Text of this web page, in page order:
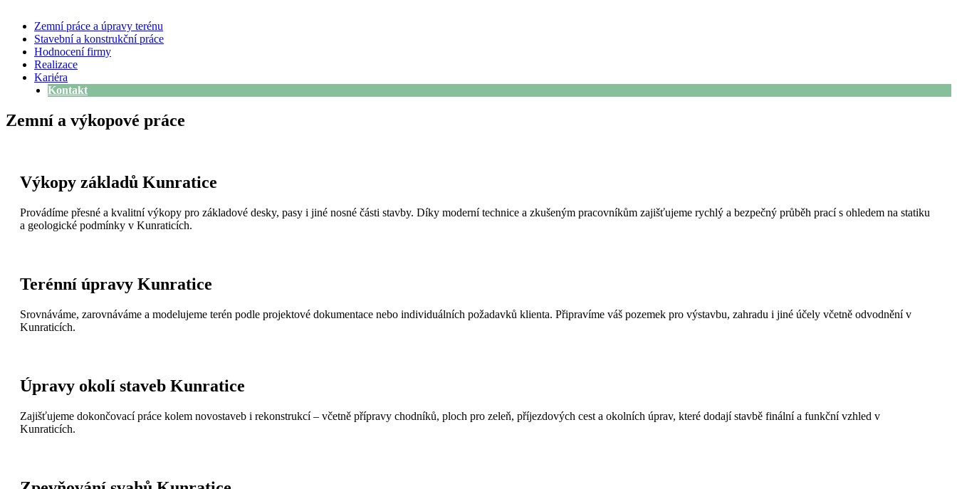
Zemní práce a úpravy terénu
Stavební a konstrukční práce
Hodnocení firmy
Realizace
Kariéra
Kontakt
Zemní a výkopové práce
Výkopy základů Kunratice
Provádíme přesné a kvalitní výkopy pro základové desky, pasy i jiné nosné části stavby. Díky moderní technice a zkušeným pracovníkům zajišťujeme rychlý a bezpečný průběh prací s ohledem na statiku
a geologické podmínky v Kunraticích.
Terénní úpravy Kunratice
Srovnáváme, zarovnáváme a modelujeme terén podle projektové dokumentace nebo individuálních požadavků klienta. Připravíme váš pozemek pro výstavbu, zahradu i jiné účely včetně odvodnění v
Kunraticích.
Úpravy okolí staveb Kunratice
Zajišťujeme dokončovací práce kolem novostaveb i rekonstrukcí – včetně přípravy chodníků, ploch pro zeleň, příjezdových cest a okolních úprav, které dodají stavbě finální a funkční vzhled v
Kunraticích.